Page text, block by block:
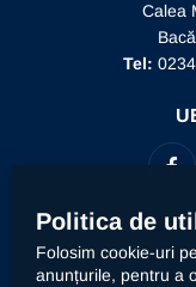
Relații
Informații de
Documente
Recunoaștere
Calea
Tel:
Politica de
Folosim cookie-uri
anunțurile, pentru a